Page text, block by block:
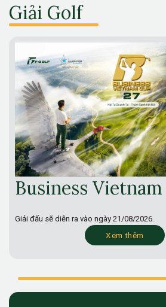
Giải Golf
Business
Giải đấu sẽ diễn ra vào ngày 21/08/2026.
Xem thêm